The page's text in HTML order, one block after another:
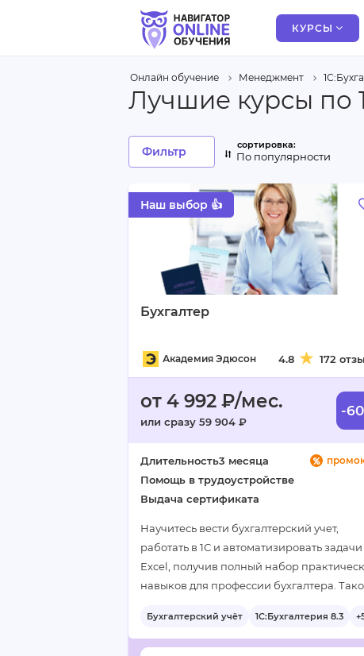
КУРСЫ
Онлайн обучение Менеджмент
Лучшие курсы по
Бухгалтер
Академия Эдюсон 4.8 172
от 4 992 ₽/мес.
или сразу 59 904 ₽
-
Длительность3 месяца
Помощь в трудоустройстве
Выдача сертификата
Научитесь вести бухгалтерский учет,
работать в 1С и автоматизировать задачи
Excel, получив полный набор
навыков для профессии бухгалтера.
все необходимые инструменты и…
Бухгалтерский учёт 1С:Бухгалтерия 8.3
Наш выбор 👍
Фильтр По популярности